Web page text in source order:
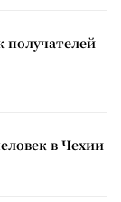
в Чехии